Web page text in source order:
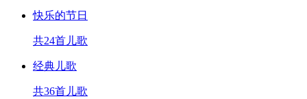
快乐的节日
共24首儿歌
经典儿歌
共36首儿歌